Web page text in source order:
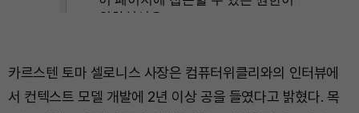
카르스텐 토마 셀로니스 사장은 컴퓨터위클리와의 인터뷰에
서 컨텍스트 모델 개발에 2년 이상 공을 들였다고 밝혔다. 목